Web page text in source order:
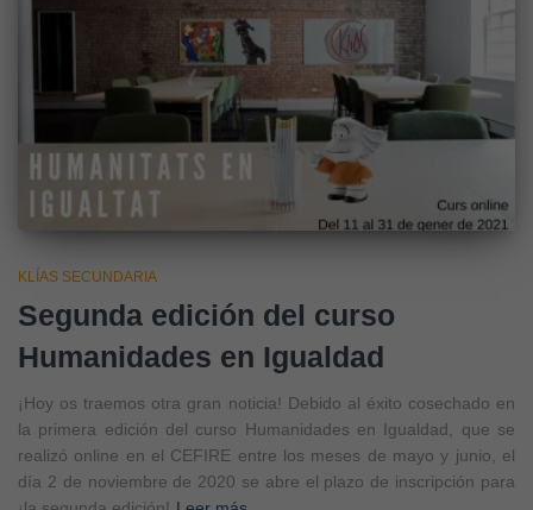
KLÍAS SECUNDARIA
Segunda edición del curso
Humanidades en Igualdad
¡Hoy os traemos otra gran noticia! Debido al éxito cosechado en
la primera edición del curso Humanidades en Igualdad, que se
realizó online en el CEFIRE entre los meses de mayo y junio, el
día 2 de noviembre de 2020 se abre el plazo de inscripción para